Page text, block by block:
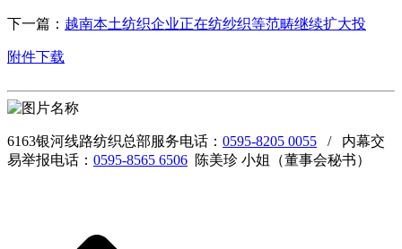
下一篇： 越南本土纺织企业正在纺纱织等范畴继续扩大投
附件下载
6163银河线路纺织总部服务电话： 0595-8205 0055 / 内幕交
易举报电话： 0595-8565 6506 陈美珍 小姐（董事会秘书）